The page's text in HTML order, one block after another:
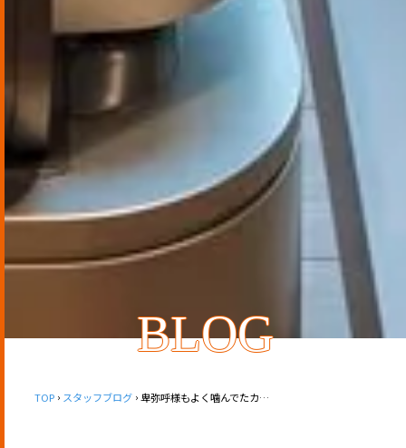
BLOG
TOP スタッフブログ 卑弥呼様もよく噛んでたカモ❗️😬